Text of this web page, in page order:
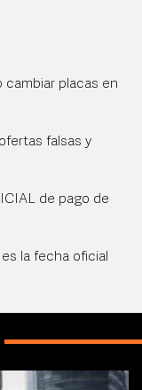
cambiar placas en
falsas y
de pago de
la fecha oficial